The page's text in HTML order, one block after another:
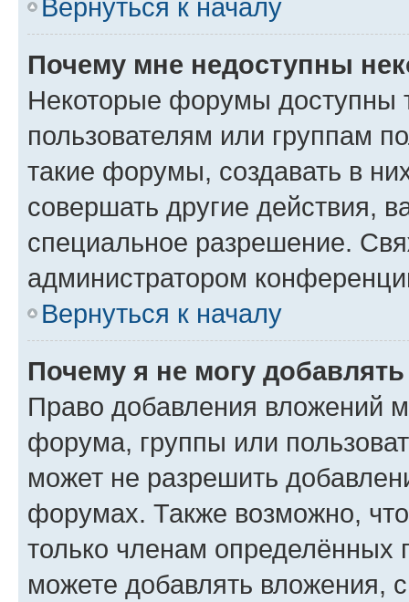
Вернуться к началу
Почему мне недоступны
Некоторые форумы доступны
пользователям или группам
такие форумы, создавать в
совершать другие действия,
специальное разрешение.
администратором
Вернуться к началу
Почему я не могу
Право добавления вложений
форума, группы или
может не разрешить
форумах. Также возможно,
только членам определённых
можете добавлять вложения,